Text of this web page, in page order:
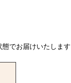
でお届けいたしま